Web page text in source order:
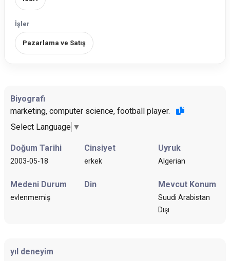
İşler
Pazarlama ve Satış
Biyografi
marketing, computer science, football player.
Select Language ▼
Doğum Tarihi
2003-05-18
Cinsiyet
erkek
Uyruk
Algerian
Medeni Durum
evlenmemiş
Din Mevcut Konum
Suudi Arabistan
Dışı
yıl deneyim